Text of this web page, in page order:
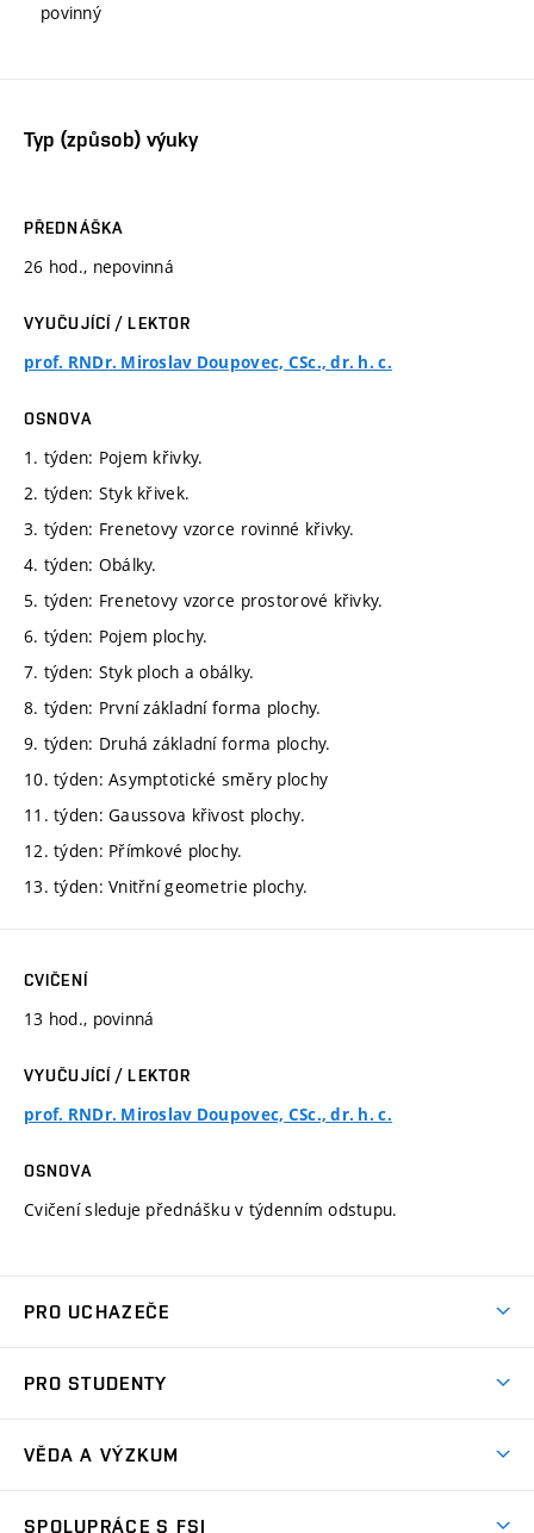
povinný
Typ (způsob) výuky
PŘEDNÁŠKA
26 hod., nepovinná
VYUČUJÍCÍ / LEKTOR
prof. RNDr. Miroslav Doupovec, CSc., dr. h. c.
OSNOVA
1. týden: Pojem křivky.
2. týden: Styk křivek.
3. týden: Frenetovy vzorce rovinné křivky.
4. týden: Obálky.
5. týden: Frenetovy vzorce prostorové křivky.
6. týden: Pojem plochy.
7. týden: Styk ploch a obálky.
8. týden: První základní forma plochy.
9. týden: Druhá základní forma plochy.
10. týden: Asymptotické směry plochy
11. týden: Gaussova křivost plochy.
12. týden: Přímkové plochy.
13. týden: Vnitřní geometrie plochy.
CVIČENÍ
13 hod., povinná
VYUČUJÍCÍ / LEKTOR
prof. RNDr. Miroslav Doupovec, CSc., dr. h. c.
OSNOVA
Cvičení sleduje přednášku v týdenním odstupu.
PRO UCHAZEČE
Ambasadoři studia
PRO STUDENTY
Studijní předpisy
VĚDA A VÝZKUM
SPOLUPRÁCE S FSI